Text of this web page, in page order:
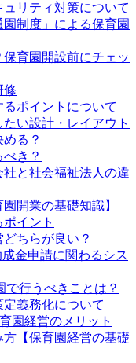
リティ対策について
制度」による保育園
育園開設前にチェッ
修
ポイントについて
い設計・レイアウト
る？
き？
と社会福祉法人の違
開業の基礎知識】
イント
ちらが良い？
金申請に関わるシス
で行うべきことは？
義務化について
園経営のメリット
【保育園経営の基礎